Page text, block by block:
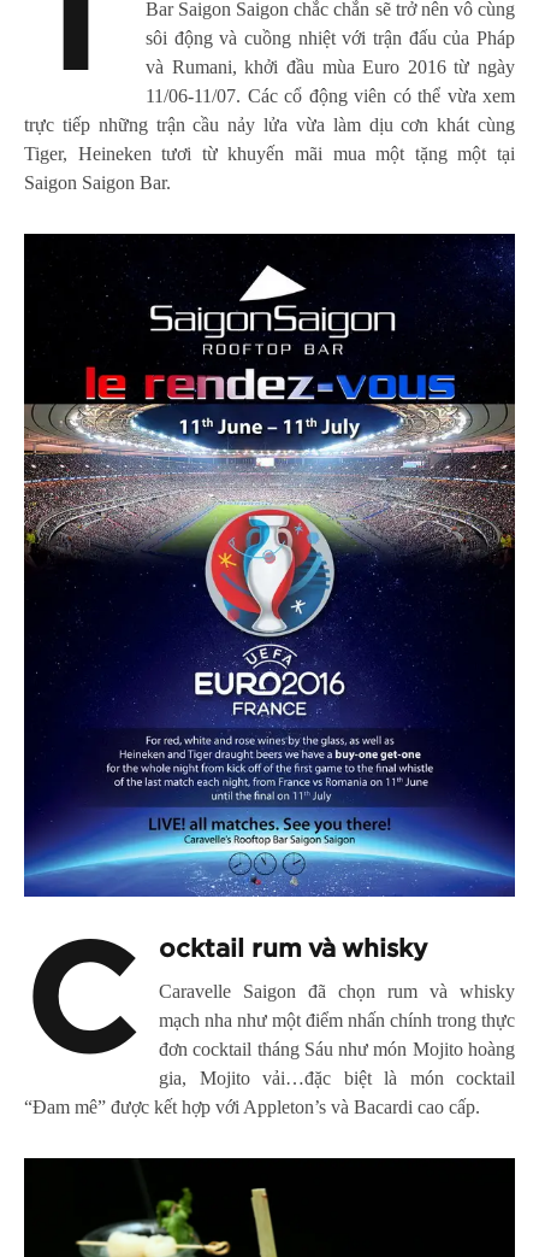
Bar Saigon Saigon chắc chắn sẽ trở nên vô cùng
sôi động và cuồng nhiệt với trận đấu của Pháp
và Rumani, khởi đầu mùa Euro 2016 từ ngày
11/06-11/07. Các cổ động viên có thể vừa xem
trực tiếp những trận cầu nảy lửa vừa làm dịu cơn khát cùng
Tiger, Heineken tươi từ khuyến mãi mua một tặng một tại
Saigon Saigon Bar.
C ocktail rum và whisky
Caravelle Saigon đã chọn rum và whisky
mạch nha như một điểm nhấn chính trong thực
đơn cocktail tháng Sáu như món Mojito hoàng
gia, Mojito vải…đặc biệt là món cocktail
“Đam mê” được kết hợp với Appleton’s và Bacardi cao cấp.